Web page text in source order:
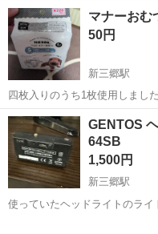
埼玉 三郷市 新三郷駅
マナーおむ
50円
新三郷駅
四枚入りのうち1枚使用しまし
わなかったので、
埼玉 三郷市 新三郷駅
GENTOS
64SB
1,500円
新三郷駅
使っていたヘッドライトのラ